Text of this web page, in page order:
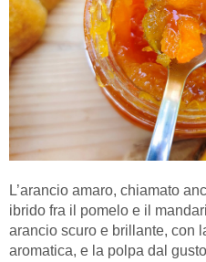
L’arancio amaro, chiamato
ibrido fra il pomelo e il
arancio scuro e brillante, con
aromatica, e la polpa dal